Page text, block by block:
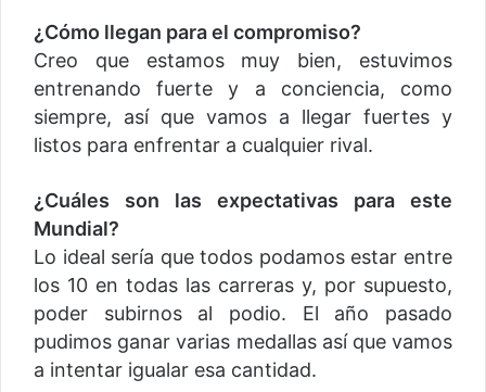
¿Cómo llegan para el compromiso?
Creo que estamos muy bien, estuvimos
entrenando fuerte y a conciencia, como
siempre, así que vamos a llegar fuertes y
listos para enfrentar a cualquier rival.
¿Cuáles son las expectativas para este
Mundial?
Lo ideal sería que todos podamos estar entre
los 10 en todas las carreras y, por supuesto,
poder subirnos al podio. El año pasado
pudimos ganar varias medallas así que vamos
a intentar igualar esa cantidad.